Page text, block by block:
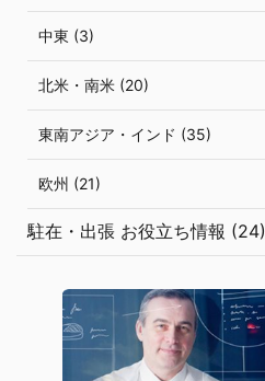
中東 (3)
北米・南米 (20)
東南アジア・インド (35)
欧州 (21)
駐在・出張 お役立ち情報 (24)